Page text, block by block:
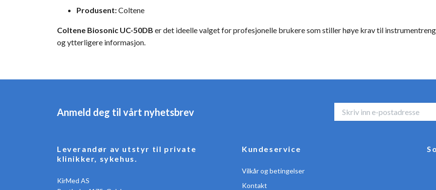
Produsent:Coltene
Coltene Biosonic UC-50DB er det ideelle valget for profesjonelle brukere som stiller høye krav til
og ytterligere informasjon.
Anmeld deg til vårt nyhetsbrev
Leverandør av utstyr til private
klinikker, sykehus.
KirMed AS
Kundeservice
Vilkår og betingelser
Kontakt